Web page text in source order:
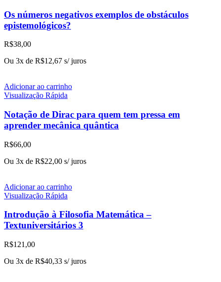
Os números negativos exemplos de obstáculos
epistemológicos?
R$38,00
Ou 3x de R$12,67 s/ juros
Adicionar ao carrinho
Visualização Rápida
Notação de Dirac para quem tem pressa em
aprender mecânica quântica
R$66,00
Ou 3x de R$22,00 s/ juros
Adicionar ao carrinho
Visualização Rápida
Introdução à Filosofia Matemática –
Textuniversitários 3
R$121,00
Ou 3x de R$40,33 s/ juros